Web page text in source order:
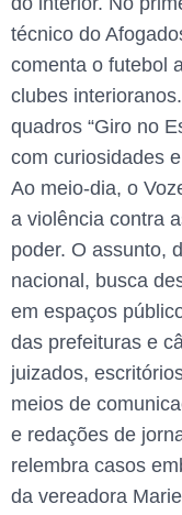
técnico do
comenta o futebol
clubes
quadros “Giro no
com curiosidades
Ao meio-dia, o
a violência contra
poder. O assunto,
nacional, busca
em espaços
das prefeituras e
juizados,
meios de
e redações de
relembra casos
da vereadora